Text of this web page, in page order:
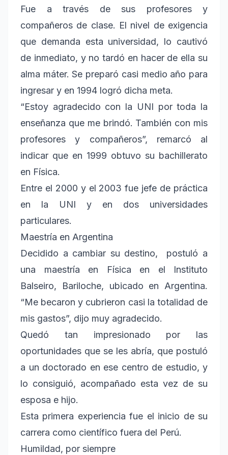
Fue a través de sus profesores y
compañeros de clase. El nivel de exigencia
que demanda esta universidad, lo cautivó
de inmediato, y no tardó en hacer de ella su
alma máter. Se preparó casi medio año para
ingresar y en 1994 logró dicha meta.
“Estoy agradecido con la UNI por toda la
enseñanza que me brindó. También con mis
profesores y compañeros”, remarcó al
indicar que en 1999 obtuvo su bachillerato
en Física.
Entre el 2000 y el 2003 fue jefe de práctica
en la UNI y en dos universidades
particulares.
Maestría en Argentina
Decidido a cambiar su destino, postuló a
una maestría en Física en el Instituto
Balseiro, Bariloche, ubicado en Argentina.
“Me becaron y cubrieron casi la totalidad de
mis gastos”, dijo muy agradecido.
Quedó tan impresionado por las
oportunidades que se les abría, que postuló
a un doctorado en ese centro de estudio, y
lo consiguió, acompañado esta vez de su
esposa e hijo.
Esta primera experiencia fue el inicio de su
carrera como científico fuera del Perú.
Humildad, por siempre